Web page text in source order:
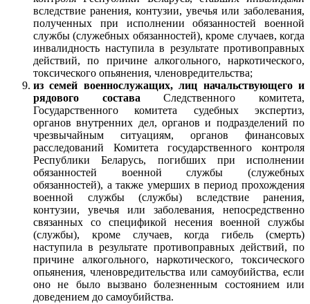
вследствие ранения, контузии, увечья или заболевания,
полученных при исполнении обязанностей военной
службы (служебных обязанностей), кроме случаев, когда
инвалидность наступила в результате противоправных
действий, по причине алкогольного, наркотического,
токсического опьянения, членовредительства;
из семей военнослужащих, лиц начальствующего и
рядового состава Следственного комитета,
Государственного комитета судебных экспертиз,
органов внутренних дел, органов и подразделений по
чрезвычайным ситуациям, органов финансовых
расследований Комитета государственного контроля
Республики Беларусь, погибших при исполнении
обязанностей военной службы (служебных
обязанностей), а также умерших в период прохождения
военной службы (службы) вследствие ранения,
контузии, увечья или заболевания, непосредственно
связанных со спецификой несения военной службы
(службы), кроме случаев, когда гибель (смерть)
наступила в результате противоправных действий, по
причине алкогольного, наркотического, токсического
опьянения, членовредительства или самоубийства, если
оно не было вызвано болезненным состоянием или
доведением до самоубийства.